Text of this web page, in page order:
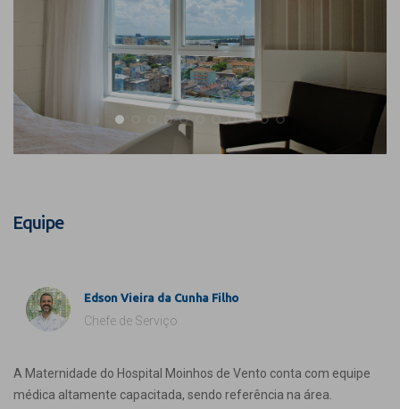
Equipe
Edson Vieira da Cunha Filho
Chefe de Serviço
A Maternidade do Hospital Moinhos de Vento conta com equipe
médica altamente capacitada, sendo referência na área.